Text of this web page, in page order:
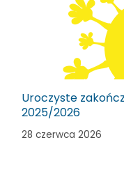
Uroczyste
2025/2026
28 czerwca 2026